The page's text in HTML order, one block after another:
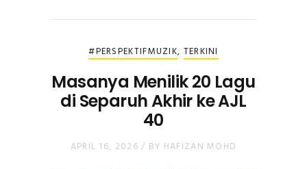
#PERSPEKTIFMUZIK, TERKINI
Masanya Menilik 20 Lagu
di Separuh Akhir ke AJL
40
APRIL 16, 2026 / BY HAFIZAN MOHD